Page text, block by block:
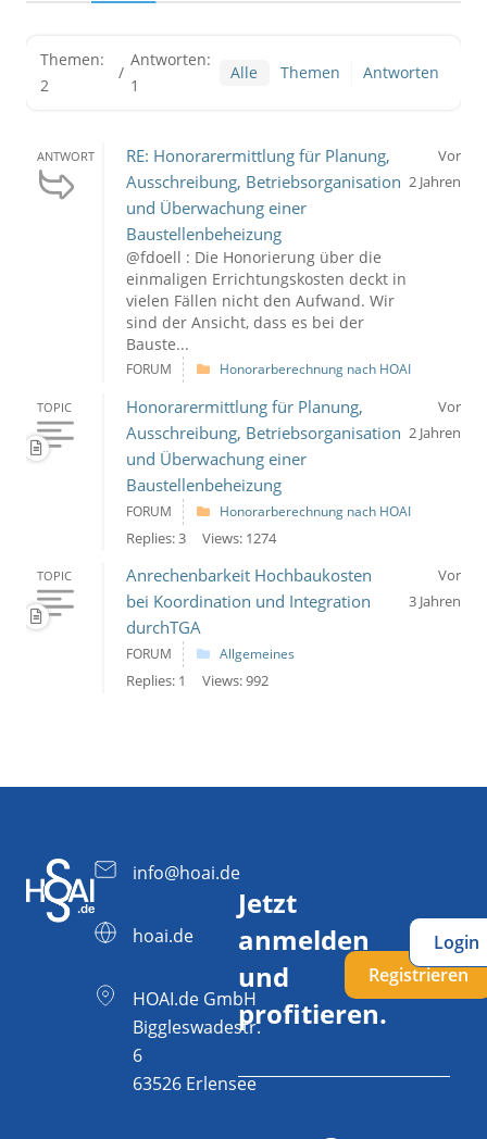
Themen:
2
/
Antworten:
1
Alle Themen Antworten
ANTWORT
RE: Honorarermittlung für Planung,
Ausschreibung, Betriebsorganisation
und Überwachung einer
Baustellenbeheizung
@fdoell : Die Honorierung über die
einmaligen Errichtungskosten deckt in
vielen Fällen nicht den Aufwand. Wir
sind der Ansicht, dass es bei der
Bauste...
Vor
2 Jahren
FORUM Honorarberechnung nach HOAI
TOPIC
Honorarermittlung für Planung,
Ausschreibung, Betriebsorganisation
und Überwachung einer
Baustellenbeheizung
Vor
2 Jahren
FORUM Honorarberechnung nach HOAI
Replies: 3 Views: 1274
TOPIC
Anrechenbarkeit Hochbaukosten
bei Koordination und Integration
durchTGA
Vor
3 Jahren
FORUM Allgemeines
Replies: 1 Views: 992
info@hoai.de
hoai.de
HOAI.de GmbH
Biggleswadestr.
6
63526 Erlensee
Jetzt
anmelden
und
profitieren.
Registrieren
Login